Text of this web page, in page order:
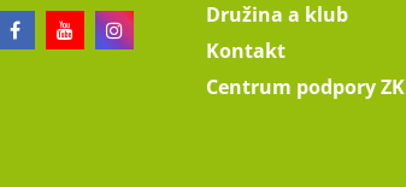
Družina a klub
Kontakt
Centrum podpory ZK